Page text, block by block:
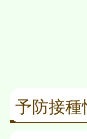
予防接種